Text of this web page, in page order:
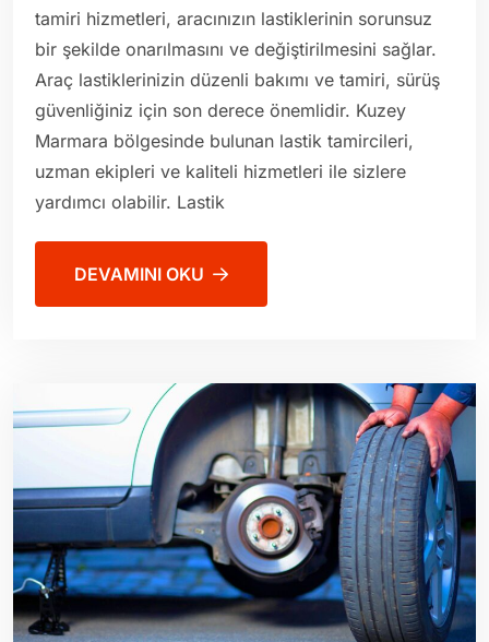
tamiri hizmetleri, aracınızın lastiklerinin sorunsuz
bir şekilde onarılmasını ve değiştirilmesini sağlar.
Araç lastiklerinizin düzenli bakımı ve tamiri, sürüş
güvenliğiniz için son derece önemlidir. Kuzey
Marmara bölgesinde bulunan lastik tamircileri,
uzman ekipleri ve kaliteli hizmetleri ile sizlere
yardımcı olabilir. Lastik
DEVAMINI OKU